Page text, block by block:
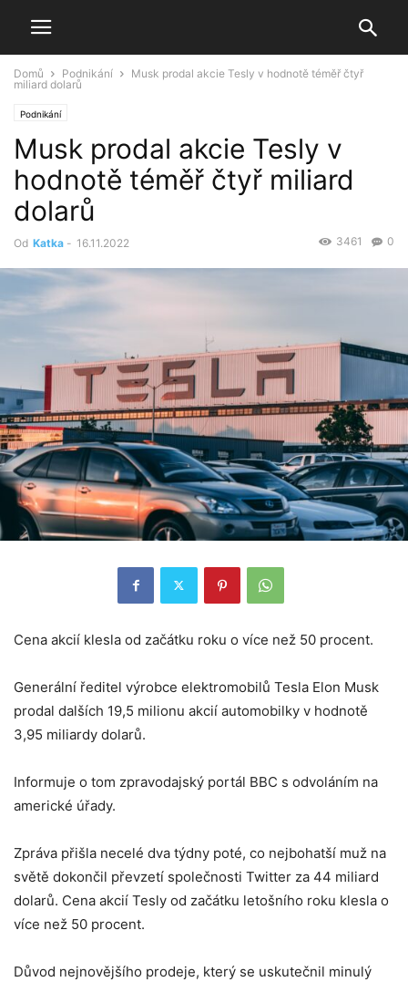
Domů Podnikání
Musk prodal akcie Tesly v hodnotě téměř čtyř
miliard dolarů
Podnikání
Musk prodal akcie Tesly v
hodnotě téměř čtyř miliard
dolarů
Od Katka - 16.11.2022 0
3461
Cena akcií klesla od začátku roku o více než 50 procent.
Generální ředitel výrobce elektromobilů Tesla Elon Musk
prodal dalších 19,5 milionu akcií automobilky v hodnotě
3,95 miliardy dolarů.
Informuje o tom zpravodajský portál BBC s odvoláním na
americké úřady.
Zpráva přišla necelé dva týdny poté, co nejbohatší muž na
světě dokončil převzetí společnosti Twitter za 44 miliard
dolarů. Cena akcií Tesly od začátku letošního roku klesla o
více než 50 procent.
Důvod nejnovějšího prodeje, který se uskutečnil minulý